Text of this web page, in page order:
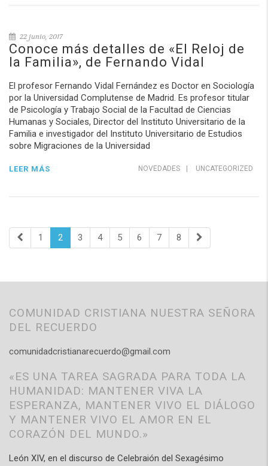
22 junio, 2017
Conoce más detalles de «El Reloj de
la Familia», de Fernando Vidal
El profesor Fernando Vidal Fernández es Doctor en Sociología
por la Universidad Complutense de Madrid. Es profesor titular
de Psicología y Trabajo Social de la Facultad de Ciencias
Humanas y Sociales, Director del Instituto Universitario de la
Familia e investigador del Instituto Universitario de Estudios
sobre Migraciones de la Universidad
NOVEDADES UNCATEGORIZED
LEER MÁS
1 2 3 4 5 6 7 8
COMUNIDAD CRISTIANA NUESTRA SEÑORA
DEL RECUERDO
comunidadcristianarecuerdo@gmail.com
«ES UNA TAREA SAGRADA PARA TODA LA
HUMANIDAD: MANTENER VIVA LA
ESPERANZA, MANTENER VIVO EL DIÁLOGO
Y MANTENER VIVO EL AMOR EN EL
CORAZÓN DEL MUNDO.»
León XIV, en el discurso de Celebraión del Sexagésimo